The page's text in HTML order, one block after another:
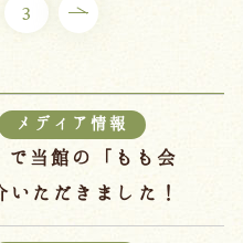
3
メディア情報
で当館の「もも会
いただきました！
選ぶ
ら選ぶ
で過ごす特別な日